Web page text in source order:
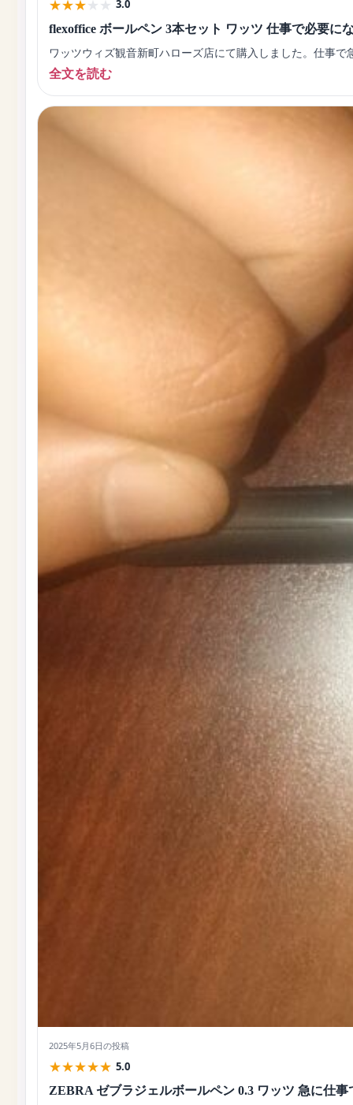
★★★★ ★ 3.0
flexoffice ボールペン 3本セット ワッツ 仕事で必要に
ワッツウィズ観音新町ハローズ店にて購入しました。仕事
全文を読む
2025年5月6日の投稿
★★★★★ 5.0
ZEBRA ゼブラジェルボールペン 0.3 ワッツ 急に仕